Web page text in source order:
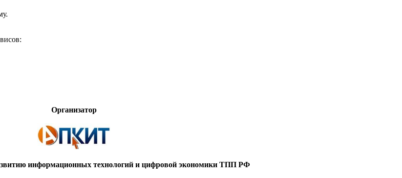
Организатор
информационных технологий и цифровой экономики ТПП РФ